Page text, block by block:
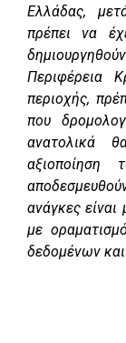
Ελλάδας,
πρέπει να
Περιφέρεια
περιοχής,
που
ανατολικά
ανάγκες είναι
με
δεδομένων